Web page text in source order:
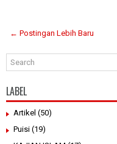
← Postingan Lebih Baru
LABEL
Artikel (50)
Puisi (19)